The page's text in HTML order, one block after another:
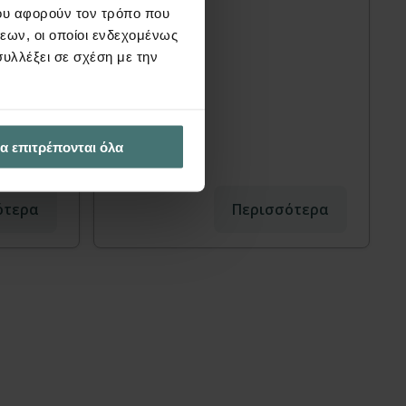
αφορούν τον τρόπο που
οι οποίοι ενδεχομένως
σε σχέση με την
επιτρέπονται όλα
Περισσότερα